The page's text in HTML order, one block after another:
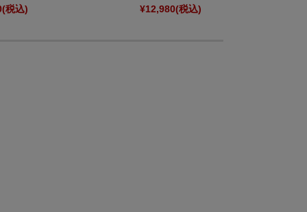
(税込) ¥12,980(税込)